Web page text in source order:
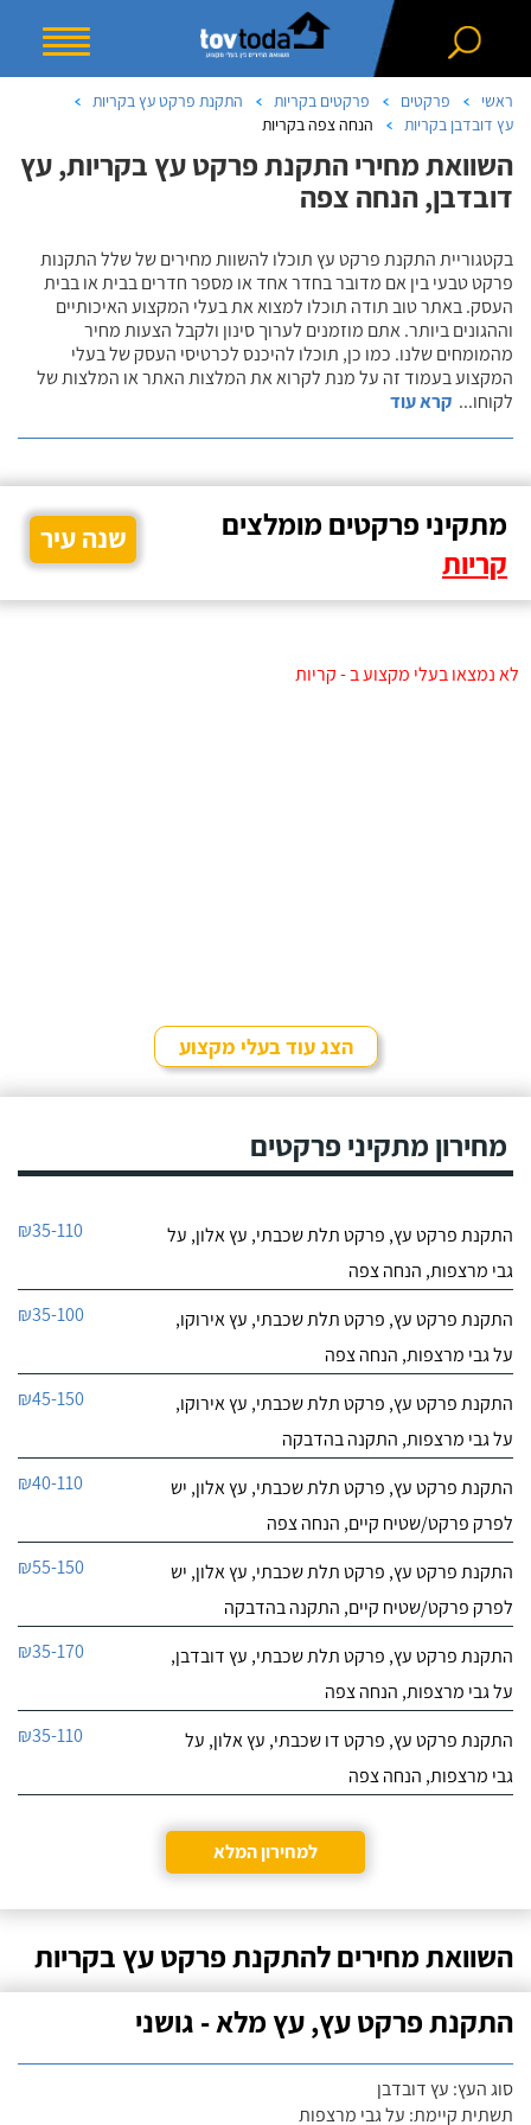
ראשי פרקטים פרקטים בקריות
התקנת פרקט עץ בקריות
עץ דובדבן בקריות
הנחה צפה בקריות
השוואת מחירי התקנת פרקט עץ בקריות, עץ
דובדבן, הנחה צפה
בקטגוריית התקנת פרקט עץ תוכלו להשוות מחירים של שלל התקנות
פרקט טבעי בין אם מדובר בחדר אחד או מספר חדרים בבית או בבית
העסק. באתר טוב תודה תוכלו למצוא את בעלי המקצוע האיכותיים
וההגונים ביותר. אתם מוזמנים לערוך סינון ולקבל הצעות מחיר
מהמומחים שלנו. כמו כן, תוכלו להיכנס לכרטיסי העסק של בעלי
המקצוע בעמוד זה על מנת לקרוא את המלצות האתר או המלצות של
לקוחו... קרא עוד
מתקיני פרקטים מומלצים
קריות
שנה עיר
לא נמצאו בעלי מקצוע ב - קריות
הצג עוד בעלי מקצוע
מחירון מתקיני פרקטים
התקנת פרקט עץ, פרקט תלת שכבתי, עץ אלון, על
גבי מרצפות, הנחה צפה
₪35-110
התקנת פרקט עץ, פרקט תלת שכבתי, עץ אירוקו,
על גבי מרצפות, הנחה צפה
₪35-100
התקנת פרקט עץ, פרקט תלת שכבתי, עץ אירוקו,
על גבי מרצפות, התקנה בהדבקה
₪45-150
התקנת פרקט עץ, פרקט תלת שכבתי, עץ אלון, יש
לפרק פרקט/שטיח קיים, הנחה צפה
₪40-110
התקנת פרקט עץ, פרקט תלת שכבתי, עץ אלון, יש
לפרק פרקט/שטיח קיים, התקנה בהדבקה
₪55-150
התקנת פרקט עץ, פרקט תלת שכבתי, עץ דובדבן,
על גבי מרצפות, הנחה צפה
₪35-170
התקנת פרקט עץ, פרקט דו שכבתי, עץ אלון, על
גבי מרצפות, הנחה צפה
₪35-110
למחירון המלא
השוואת מחירים להתקנת פרקט עץ בקריות
התקנת פרקט עץ, עץ מלא - גושני
סוג העץ: עץ דובדבן
תשתית קיימת: על גבי מרצפות